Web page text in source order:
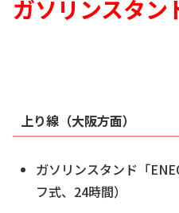
ガソリンスタン
上り線（大阪方面）
ガソリンスタンド「
フ式、24時間）